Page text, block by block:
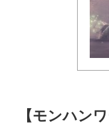
【モンハン